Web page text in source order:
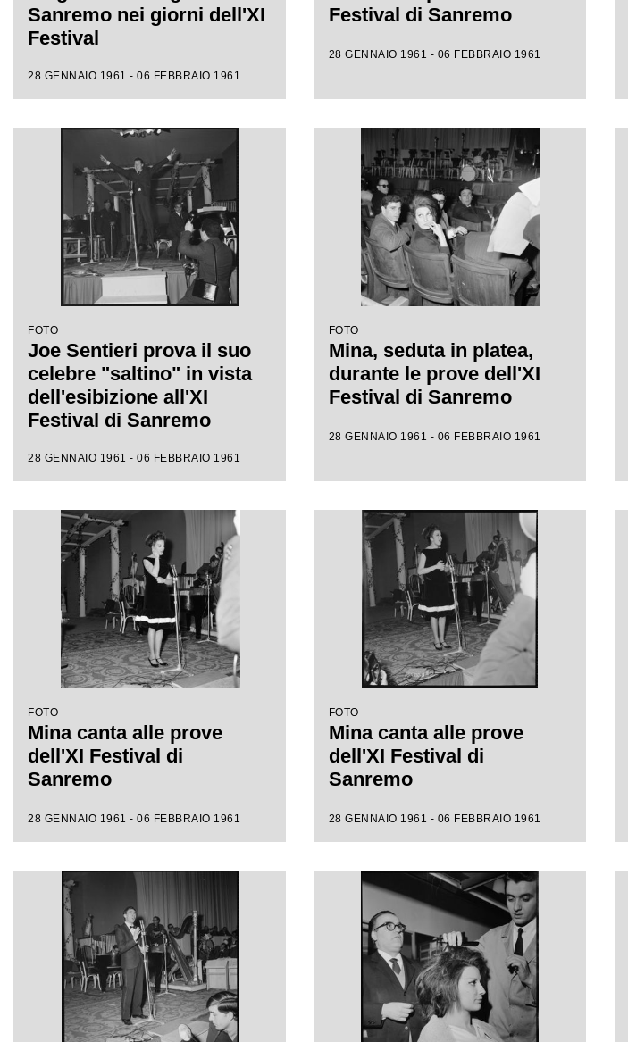
Sanremo nei giorni dell'XI
Festival
28 GENNAIO 1961 - 06 FEBBRAIO 1961
Festival di Sanremo
28 GENNAIO 1961 - 06 FEBBRAIO 1961
FOTO
Joe Sentieri prova il suo
celebre "saltino" in vista
dell'esibizione all'XI
Festival di Sanremo
28 GENNAIO 1961 - 06 FEBBRAIO 1961
FOTO
Mina, seduta in platea,
durante le prove dell'XI
Festival di Sanremo
28 GENNAIO 1961 - 06 FEBBRAIO 1961
FOTO
Mina canta alle prove
dell'XI Festival di
Sanremo
28 GENNAIO 1961 - 06 FEBBRAIO 1961
FOTO
Mina canta alle prove
dell'XI Festival di
Sanremo
28 GENNAIO 1961 - 06 FEBBRAIO 1961